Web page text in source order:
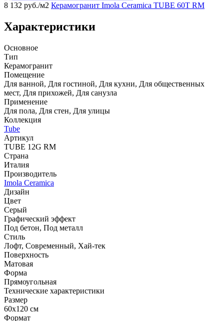
8 132 руб./м2 Керамогранит Imola Ceramica TUBE 60T RM
Характеристики
Основное
Тип
Керамогранит
Помещение
Для ванной, Для гостиной, Для кухни, Для общественных
мест, Для прихожей, Для санузла
Применение
Для пола, Для стен, Для улицы
Коллекция
Tube
Артикул
TUBE 12G RM
Страна
Италия
Производитель
Imola Ceramica
Дизайн
Цвет
Серый
Графический эффект
Под бетон, Под металл
Стиль
Лофт, Современный, Хай-тек
Поверхность
Матовая
Форма
Прямоугольная
Технические характеристики
Размер
60x120 см
Формат